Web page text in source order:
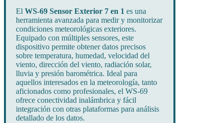
El WS-69 Sensor Exterior 7 en 1 es una
herramienta avanzada para medir y monitorizar
condiciones meteorológicas exteriores.
Equipado con múltiples sensores, este
dispositivo permite obtener datos precisos
sobre temperatura, humedad, velocidad del
viento, dirección del viento, radiación solar,
lluvia y presión barométrica. Ideal para
aquellos interesados en la meteorología, tanto
aficionados como profesionales, el WS-69
ofrece conectividad inalámbrica y fácil
integración con otras plataformas para análisis
detallado de los datos.